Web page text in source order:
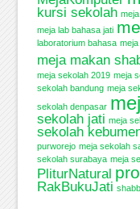
kursi sekolah
meja lab bahasa jati
laboratorium bahasa
meja makan
meja sekolah 2019 meja
sekolah bandung meja
sekolah denpasar
sekolah jati meja
sekolah
purworejo meja sekolah
sekolah surabaya meja
PliturNatural
RakBukuJati